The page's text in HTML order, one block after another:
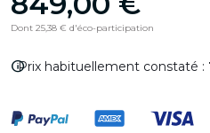
Dont 25,38 € d'éco-participation
infoPrix habituellement constaté :